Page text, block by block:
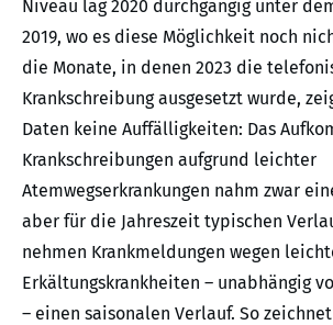
Niveau lag 2020 durchgängig unter
2019, wo es diese Möglichkeit noch
die Monate, in denen 2023 die
Krankschreibung ausgesetzt wurde,
Daten keine Auffälligkeiten: Das
Krankschreibungen aufgrund leichter
Atemwegserkrankungen nahm zwar
aber für die Jahreszeit typischen
nehmen Krankmeldungen wegen
Erkältungskrankheiten – unabhängig
– einen saisonalen Verlauf. So